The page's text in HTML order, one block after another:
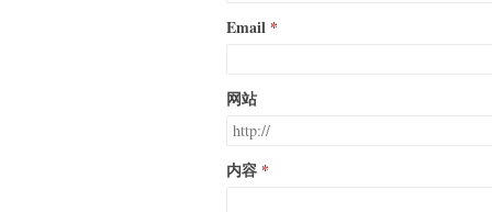
Email
网站
内容